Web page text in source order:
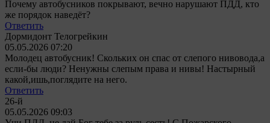
Почему автобусников покрывают, вечно нарушают ПДД, кто
же порядок наведёт?
Ответить
Дормидонт Телогрейкин
05.05.2026 07:20
Молодец автобусник! Скольких он спас от слепого нивовода,а
если-бы люди? Ненужны слепым права и нивы! Настырный
какой,ишь,поглядите на него.
Ответить
26-й
05.05.2026 09:03